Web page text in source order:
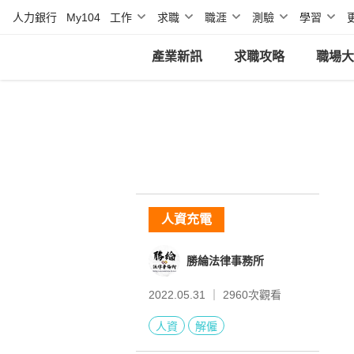
人力銀行 My104 工作 求職 職涯 測驗 學習
產業新訊 求職攻略 職場
人資充電
勝綸法律事務所
2022.05.31 ｜ 2960次觀看
人資 解僱